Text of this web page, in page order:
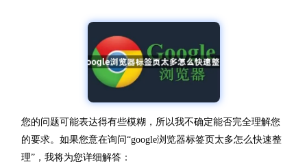
您的问题可能表达得有些模糊，所以我不确定能否完全理解您
的要求。如果您意在询问“google浏览器标签页太多怎么快速整
理”，我将为您详细解答：